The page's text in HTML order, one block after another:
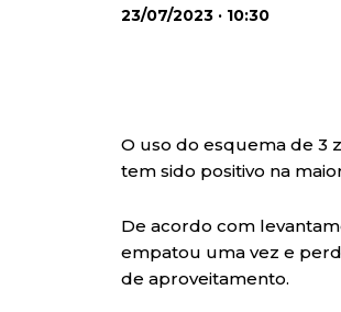
23/07/2023 · 10:30
O uso do esquema de 3
tem sido positivo na
De acordo com
empatou uma vez e
de aproveitamento.